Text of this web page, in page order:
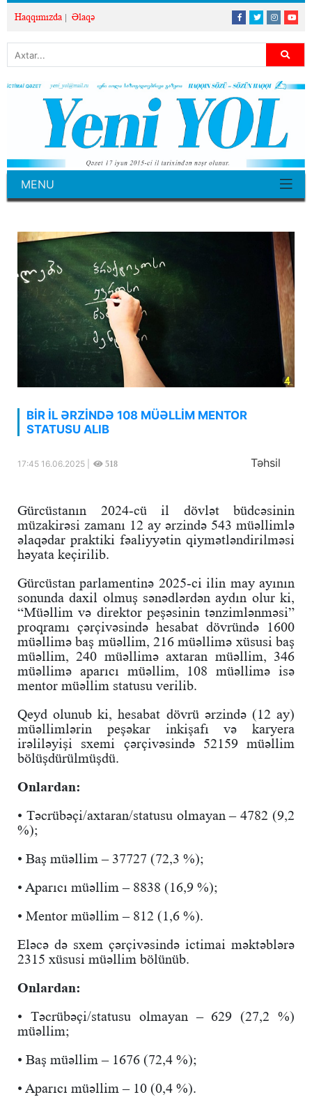
Haqqımızda Əlaqə
MENU
BİR İL ƏRZİNDƏ 108 MÜƏLLİM MENTOR
STATUSU ALIB
17:45 16.06.2025 | 518 Təhsil
Gürcüstanın 2024-cü il dövlət büdcəsinin
müzakirəsi zamanı 12 ay ərzində 543 müəllimlə
əlaqədar praktiki fəaliyyətin qiymətləndirilməsi
həyata keçirilib.
Gürcüstan parlamentinə 2025-ci ilin may ayının
sonunda daxil olmuş sənədlərdən aydın olur ki,
“Müəllim və direktor peşəsinin tənzimlənməsi”
proqramı çərçivəsində hesabat dövründə 1600
müəllimə baş müəllim, 216 müəllimə xüsusi baş
müəllim, 240 müəllimə axtaran müəllim, 346
müəllimə aparıcı müəllim, 108 müəllimə isə
mentor müəllim statusu verilib.
Qeyd olunub ki, hesabat dövrü ərzində (12 ay)
müəllimlərin peşəkar inkişafı və karyera
irəliləyişi sxemi çərçivəsində 52159 müəllim
bölüşdürülmüşdü.
Onlardan:
• Təcrübəçi/axtaran/statusu olmayan – 4782 (9,2
%);
• Baş müəllim – 37727 (72,3 %);
• Aparıcı müəllim – 8838 (16,9 %);
• Mentor müəllim – 812 (1,6 %).
Eləcə də sxem çərçivəsində ictimai məktəblərə
2315 xüsusi müəllim bölünüb.
Onlardan:
• Təcrübəçi/statusu olmayan – 629 (27,2 %)
müəllim;
• Baş müəllim – 1676 (72,4 %);
• Aparıcı müəllim – 10 (0,4 %).